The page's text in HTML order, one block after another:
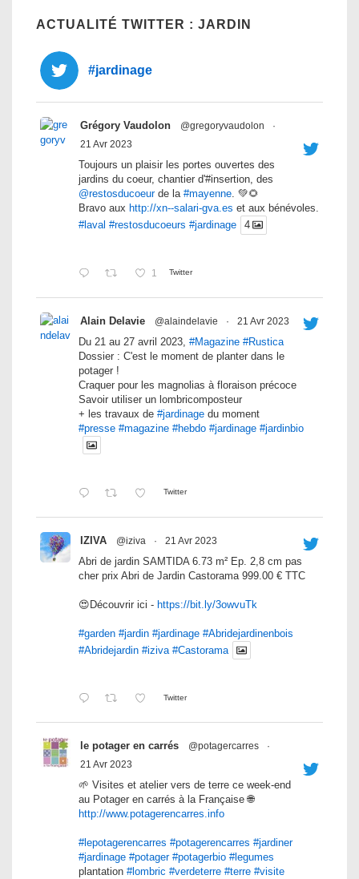
ACTUALITÉ TWITTER : JARDIN
#jardinage
Grégory Vaudolon @gregoryvaudolon
·
21 Avr 2023
Toujours un plaisir les portes ouvertes des
jardins du coeur, chantier d'#insertion, des
@restosducoeurde la #mayenne. 💚🌻
Bravo aux http://xn--salari-gva.es et aux bénévoles.
#laval #restosducoeurs #jardinage 4
1 Twitter
Alain Delavie @alaindelavie · 21 Avr 2023
Du 21 au 27 avril 2023, #Magazine #Rustica
Dossier : C'est le moment de planter dans le
potager !
Craquer pour les magnolias à floraison précoce
Savoir utiliser un lombricomposteur
+ les travaux de #jardinage du moment
#presse #magazine #hebdo #jardinage #jardinbio
Twitter
IZIVA @iziva · 21 Avr 2023
Abri de jardin SAMTIDA 6.73 m² Ep. 2,8 cm pas
cher prix Abri de Jardin Castorama 999.00 € TTC
😍Découvrir ici - https://bit.ly/3owvuTk
#garden #jardin #jardinage #Abridejardinenbois
#Abridejardin #iziva #Castorama
Twitter
le potager en carrés @potagercarres
·
21 Avr 2023
🌱 Visites et atelier vers de terre ce week-end
au Potager en carrés à la Française 🌐
http://www.potagerencarres.info
#lepotagerencarres #potagerencarres #jardiner
#jardinage #potager #potagerbio #legumes
plantation #lombric #verdeterre #terre #visite